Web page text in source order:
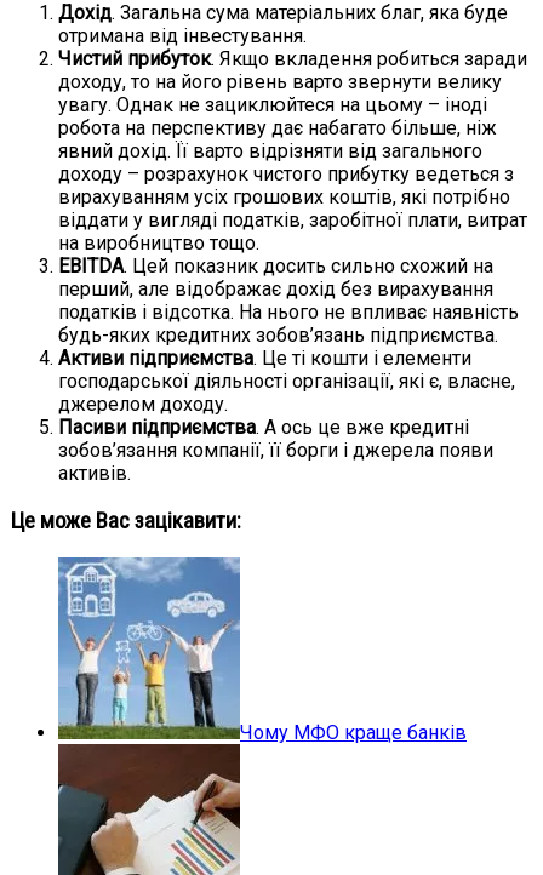
Дохід. Загальна сума матеріальних благ, яка буде
отримана від інвестування.
Чистий прибуток. Якщо вкладення робиться заради
доходу, то на його рівень варто звернути велику
увагу. Однак не зациклюйтеся на цьому – іноді
робота на перспективу дає набагато більше, ніж
явний дохід. Її варто відрізняти від загального
доходу – розрахунок чистого прибутку ведеться з
вирахуванням усіх грошових коштів, які потрібно
віддати у вигляді податків, заробітної плати, витрат
на виробництво тощо.
EBITDA. Цей показник досить сильно схожий на
перший, але відображає дохід без вирахування
податків і відсотка. На нього не впливає наявність
будь-яких кредитних зобов’язань підприємства.
Активи підприємства. Це ті кошти і елементи
господарської діяльності організації, які є, власне,
джерелом доходу.
Пасиви підприємства. А ось це вже кредитні
зобов’язання компанії, її борги і джерела появи
активів.
Це може Вас зацікавити:
Чому МФО краще банків